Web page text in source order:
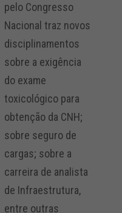
pelo Congresso
Nacional traz novos
disciplinamentos
sobre a exigência
do exame
toxicológico para
obtenção da CNH;
sobre seguro de
cargas; sobre a
carreira de analista
de Infraestrutura,
entre outras